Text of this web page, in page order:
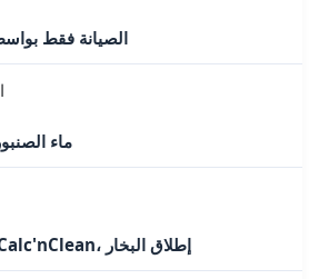
الصيانة فقط
ماء
تشغيل/إيقاف، Eco، Calc'nClean، إطلاق البخار